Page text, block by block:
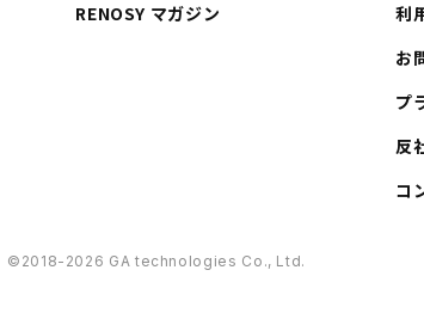
RENOSY マガジン
利
お
プ
反
コ
©︎2018-2026 GA technologies Co., Ltd.